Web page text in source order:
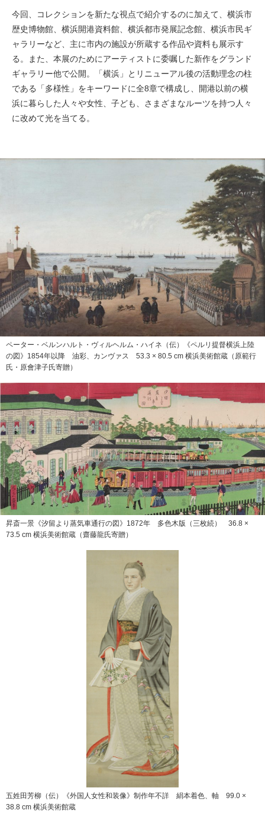
今回、コレクションを新たな視点で紹介するのに加えて、横浜市
歴史博物館、横浜開港資料館、横浜都市発展記念館、横浜市民ギ
ャラリーなど、主に市内の施設が所蔵する作品や資料も展示す
る。また、本展のためにアーティストに委嘱した新作をグランド
ギャラリー他で公開。「横浜」とリニューアル後の活動理念の柱
である「多様性」をキーワードに全8章で構成し、開港以前の横
浜に暮らした人々や女性、子ども、さまざまなルーツを持つ人々
に改めて光を当てる。
ペーター・ベルンハルト・ヴィルヘルム・ハイネ（伝）《ペルリ提督横浜上陸
の図》1854年以降 油彩、カンヴァス 53.3 × 80.5 cm 横浜美術館蔵（原範行
氏・原會津子氏寄贈）
昇斎一景《汐留より蒸気車通行の図》1872年 多色木版（三枚続） 36.8 ×
73.5 cm 横浜美術館蔵（齋藤龍氏寄贈）
五姓田芳柳（伝）《外国人女性和装像》制作年不詳 絹本着色、軸 99.0 ×
38.8 cm 横浜美術館蔵